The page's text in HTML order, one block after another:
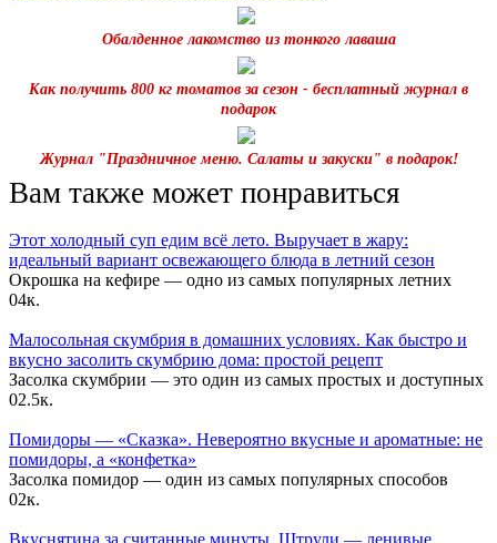
Обалденное лакомство из тонкого лаваша
Как получить 800 кг томатов за сезон - бесплатный журнал в
подарок
Журнал "Праздничное меню. Салаты и закуски" в подарок!
Вам также может понравиться
Этот холодный суп едим всё лето. Выручает в жару:
идеальный вариант освежающего блюда в летний сезон
Окрошка на кефире — одно из самых популярных летних
04к.
Малосольная скумбрия в домашних условиях. Как быстро и
вкусно засолить скумбрию дома: простой рецепт
Засолка скумбрии — это один из самых простых и доступных
02.5к.
Помидоры — «Сказка». Невероятно вкусные и ароматные: не
помидоры, а «конфетка»
Засолка помидор — один из самых популярных способов
02к.